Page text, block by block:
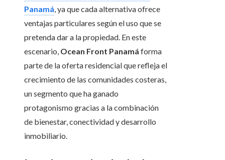
Panamá, ya que cada alternativa ofrece
ventajas particulares según el uso que se
pretenda dar a la propiedad. En este
escenario, Ocean Front Panamá forma
parte de la oferta residencial que refleja el
crecimiento de las comunidades costeras,
un segmento que ha ganado
protagonismo gracias a la combinación
de bienestar, conectividad y desarrollo
inmobiliario.